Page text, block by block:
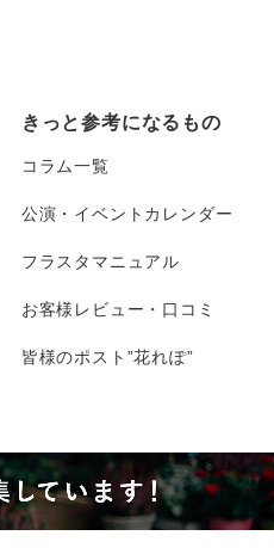
きっと参考になるもの
コラム一覧
公演・イベントカレンダー
フラスタマニュアル
お客様レビュー・口コミ
皆様のポスト”花れぽ”